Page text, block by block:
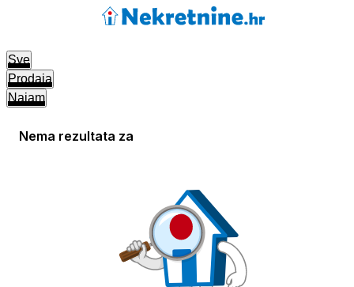
Sve
Prodaja
Najam
Nema rezultata za